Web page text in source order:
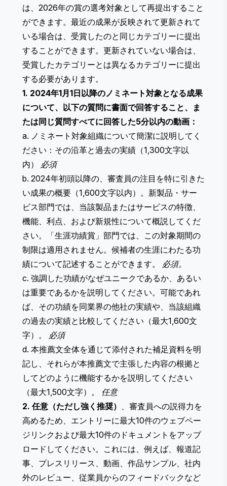
は、2026年の賞の選考対象として再提出すること
ができます。最近の成果が反映されて更新されて
いる場合は、受賞したのと同じカテゴリーに提出
することができます。更新されていない場合は、
受賞したカテゴリーとは異なるカテゴリーに提出
する必要があります。
1. 2024年1月1日以降のノミネート対象となる成果
について、以下の質問に書面で回答すること、ま
たは同じ質問すべてに回答した5分以内の動画：
a. ノミネート対象組織について簡潔に説明してく
ださい：その沿革と過去の実績（1,300文字以
内） 必須
b. 2024年初頭以降の、審査員の注目を特に引きた
い成果の概要（1,600文字以内）。​​新製品・サー
ビス部門では、当該製品またはサービスの特徴、
機能、利点、および新規性について概説してくだ
さい。「生涯功績賞」部門では、この対象期間の
制限は適用されません。候補者の生涯にわたる功
績について記述することができます。 必須。
c. 強調した功績がなぜユニークであるか、あるい
は重要であるかを説明してください。可能であれ
ば、その功績を同業界の他社の実績や、当該組織
の過去の実績と比較してください（最大1,600文
字）。 必須
d. 本推薦文全体を通じて添付された補足資料を明
記し、それらが本推薦文で主張した内容の根拠と
してどのように機能するかを説明してください
（最大1,500文字）。 任意
2. 任意（ただし強く推奨） 、審査員への説得力を
高めるため、エントリーに最大10件のウェブペー
ジリンクおよび最大10件のドキュメントをアップ
ロードしてください。これには、例えば、報道記
事、プレスリリース、動画、作品サンプル、社内
外のレビュー、従業員からのフィードバックなど